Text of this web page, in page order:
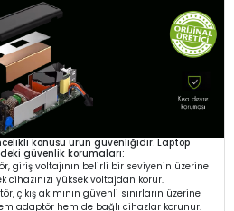
konusu ürün güvenliğidir. Laptop
güvenlik korumaları:
giriş voltajının belirli bir seviyenin üzerine
cihazınızı yüksek voltajdan korur.
çıkış akımının güvenli sınırların üzerine
adaptör hem de bağlı cihazlar korunur.